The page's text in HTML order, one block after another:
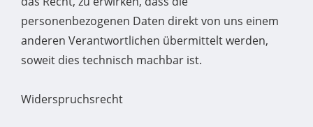
personenbezogenen Daten direkt von uns einem
anderen Verantwortlichen übermittelt werden,
soweit dies technisch machbar ist.
Widerspruchsrecht